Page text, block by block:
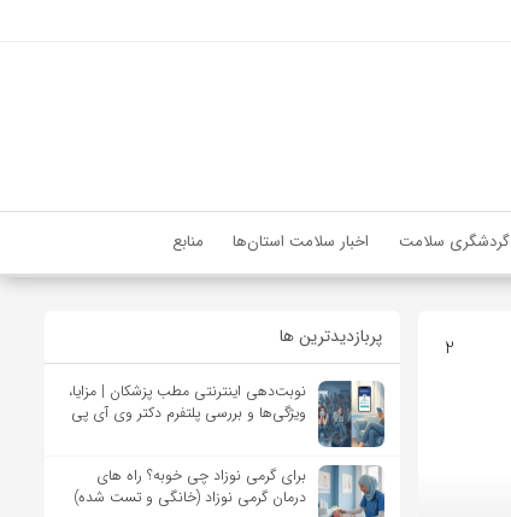
گردشگری سلامت اخبار سلامت استان‌ها منابع
2 پربازدیدترین ها
نوبت‌دهی اینترنتی مطب پزشکان | مزایا،
ویژگی‌ها و بررسی پلتفرم دکتر وی آی پی
برای گرمی نوزاد چی خوبه؟ راه های
درمان گرمی نوزاد (خانگی و تست شده)